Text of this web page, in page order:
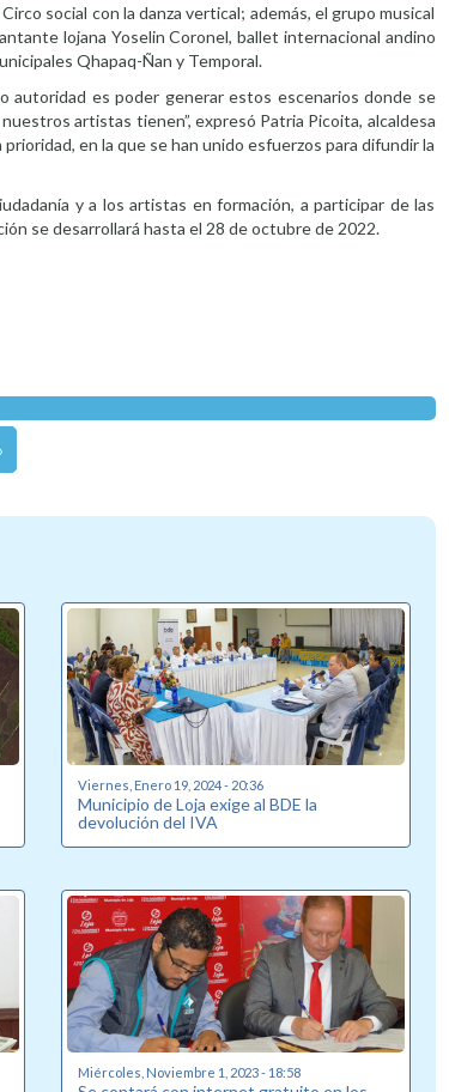
social con la danza vertical; además, el grupo musical
lojana Yoselin Coronel, ballet internacional andino
Qhapaq-Ñan y Temporal.
autoridad es poder generar estos escenarios donde se
artistas tienen”, expresó Patria Picoita, alcaldesa
en la que se han unido esfuerzos para difundir la
y a los artistas en formación, a participar de las
se desarrollará hasta el 28 de octubre de 2022.
Viernes, Enero 19, 2024 - 20:36
Municipio de Loja exige al BDE la
devolución del IVA
Miércoles, Noviembre 1, 2023 - 18:58